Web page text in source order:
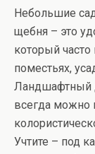
Небольшие
щебня – это
который
поместьях,
Ландшафтный
всегда можно
Учтите – под